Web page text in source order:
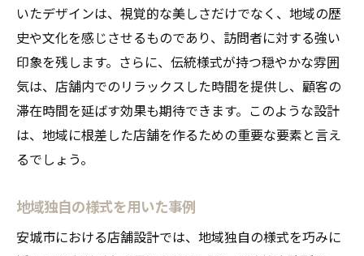
いたデザインは、視覚的な美しさだけでなく、地域の歴
史や文化を感じさせるものであり、訪問者に対する強い
印象を残します。さらに、伝統様式が持つ穏やかな雰囲
気は、店舗内でのリラックスした時間を提供し、顧客の
滞在時間を延ばす効果も期待できます。このような設計
は、地域に根差した店舗を作るための重要な要素と言え
るでしょう。
地域独自の様式を用いた事例
安城市における店舗設計では、地域独自の様式を巧みに